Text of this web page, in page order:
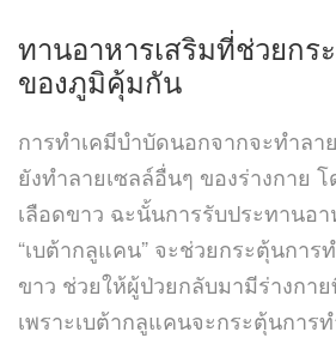
ทานอาหารเสริมที่ช่วยกร
ของภูมิคุ้มกัน
การทำเคมีบำบัดนอกจากจะทำลา
ยังทำลายเซลล์อื่นๆ ของร่างกาย โ
เลือดขาว ฉะนั้นการรับประทานอา
“เบต้ากลูแคน” จะช่วยกระตุ้นการ
ขาว ช่วยให้ผู้ป่วยกลับมามีร่างกา
เพราะเบต้ากลูแคนจะกระตุ้นการ